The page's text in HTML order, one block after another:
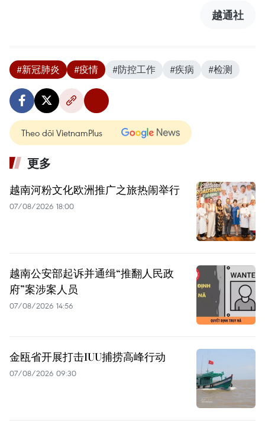
越通社
#新冠肺炎 #疫情 #防控工作 #疾病 #检测
Theo dõi VietnamPlus
更多
越南河粉文化欧洲推广之旅热闹举行
07/08/2026 18:00
越南公安部起诉并通缉“推翻人民政
府”案涉案人员
07/08/2026 14:56
金瓯省开展打击IUU捕捞高峰行动
07/08/2026 09:30